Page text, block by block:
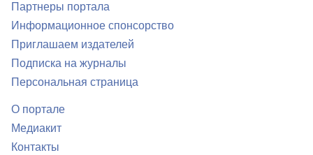
Партнеры портала
Информационное спонсорство
Приглашаем издателей
Подписка на журналы
Персональная страница
О портале
Медиакит
Контакты